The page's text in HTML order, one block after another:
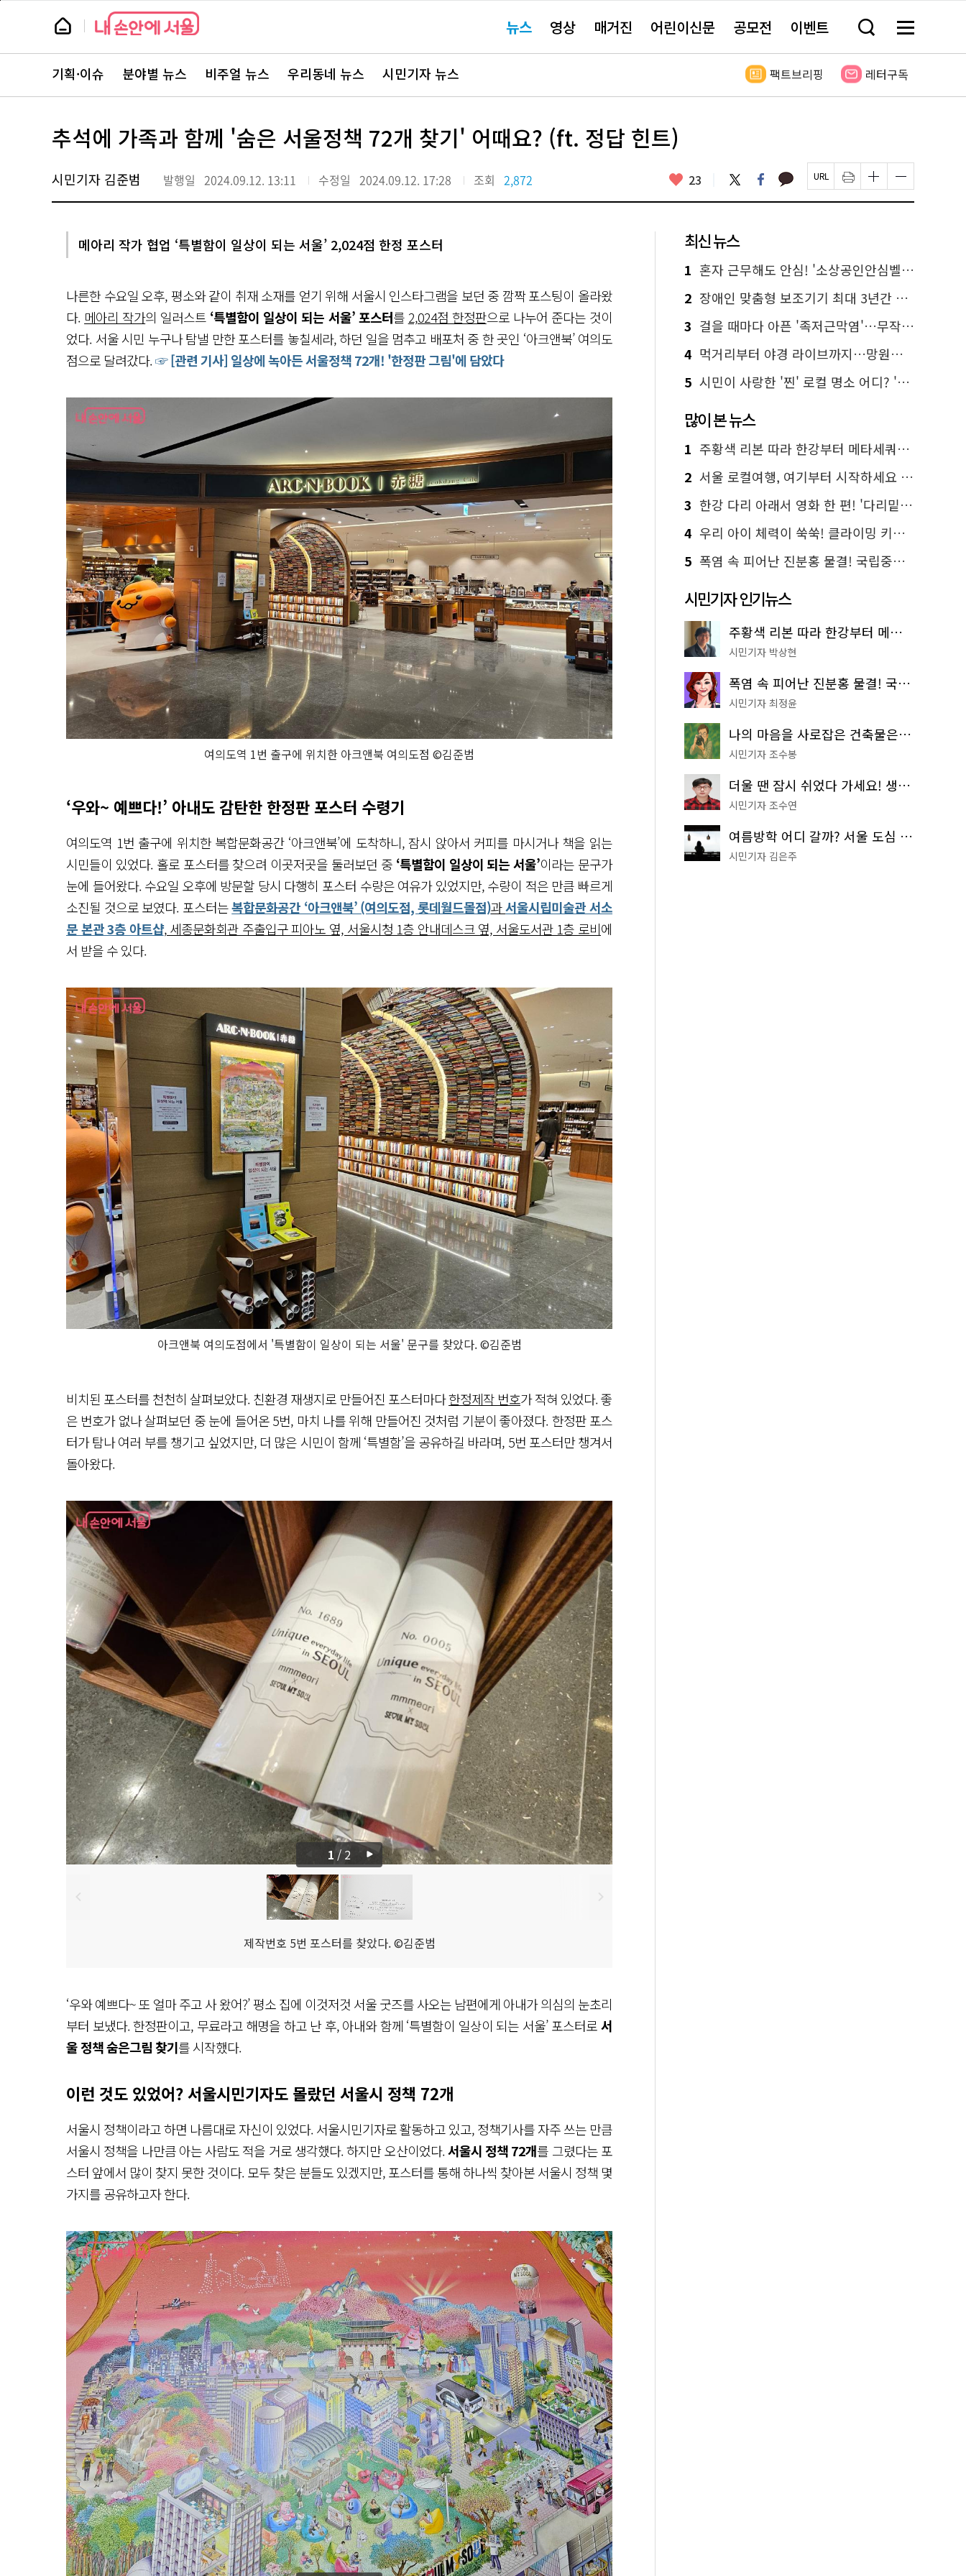
본
뉴
스 요뉴스 영상 매거진 어린이신문 공모전 이벤트 검
창
기
메
전
보
뉴
스
주
서
바
로
기획·이슈 분야별 뉴스 비주얼 뉴스 우리동네 뉴스 시민기자 뉴스 팩트브리핑 레터구독
추석에 가족과 함께 '숨은 서울정책 72개 찾기' 어때요? (ft. 정답 힌트)
시민기자 김준범 발행일 2024.09.12. 13:11 수정일 2024.09.12. 17:28 조회 2,872 좋
요
23 트
위
터
페
이
스
카
카 페
이
지
인
쇄
하
글
자
크
하
기
글
자
크
하
기
메아리 작가 협업 ‘특별함이 일상이 되는 서울’ 2,024점 한정 포스터
나른한 수요일 오후, 평소와 같이 취재 소재를 얻기 위해 서울시 인스타그램을 보던 중 깜짝 포스팅이 올라왔
다. 메아리 작가의 일러스트 ‘특별함이 일상이 되는 서울’ 포스터를 2,024점 한정판으로 나누어 준다는 것이
었다. 서울 시민 누구나 탐낼 만한 포스터를 놓칠세라, 하던 일을 멈추고 배포처 중 한 곳인 ‘아크앤북’ 여의도
점으로 달려갔다.☞ [관련 기사] 일상에 녹아든 서울정책 72개! '한정판 그림'에 담았다
여의도역 1번 출구에 위치한 아크앤북 여의도점 ©김준범
‘우와~ 예쁘다!’ 아내도 감탄한 한정판 포스터 수령기
여의도역 1번 출구에 위치한 복합문화공간 ‘아크앤북’에 도착하니, 잠시 앉아서 커피를 마시거나 책을 읽는
시민들이 있었다. 홀로 포스터를 찾으려 이곳저곳을 둘러보던 중 ‘특별함이 일상이 되는 서울’이라는 문구가
눈에 들어왔다. 수요일 오후에 방문할 당시 다행히 포스터 수량은 여유가 있었지만, 수량이 적은 만큼 빠르게
소진될 것으로 보였다. 포스터는복합문화공간 ‘아크앤북’ (여의도점, 롯데월드몰점)과서울시립미술관 서소
문 본관 3층 아트샵, 세종문화회관 주출입구 피아노 옆, 서울시청 1층 안내데스크 옆, 서울도서관 1층 로비에
서 받을 수 있다.
아크앤북 여의도점에서 '특별함이 일상이 되는 서울' 문구를 찾았다. ©김준범
비치된 포스터를 천천히 살펴보았다. 친환경 재생지로 만들어진 포스터마다한정제작 번호가 적혀 있었다. 좋
은 번호가 없나 살펴보던 중 눈에 들어온 5번, 마치 나를 위해 만들어진 것처럼 기분이 좋아졌다. 한정판 포스
터가 탐나 여러 부를 챙기고 싶었지만, 더 많은 시민이 함께 ‘특별함’을 공유하길 바라며, 5번 포스터만 챙겨서
돌아왔다.
제작번호 5번 포스터를 찾았다. ©김준범
1 / 2
‘우와 예쁘다~ 또 얼마 주고 사 왔어?’ 평소 집에 이것저것 서울 굿즈를 사오는 남편에게 아내가 의심의 눈초리
부터 보냈다. 한정판이고, 무료라고 해명을 하고 난 후, 아내와 함께 ‘특별함이 일상이 되는 서울’ 포스터로서
울 정책 숨은그림 찾기를 시작했다.
이런 것도 있었어? 서울시민기자도 몰랐던 서울시 정책 72개
서울시 정책이라고 하면 나름대로 자신이 있었다. 서울시민기자로 활동하고 있고, 정책기사를 자주 쓰는 만큼
서울시 정책을 나만큼 아는 사람도 적을 거로 생각했다. 하지만 오산이었다.서울시 정책 72개를 그렸다는 포
스터 앞에서 많이 찾지 못한 것이다. 모두 찾은 분들도 있겠지만, 포스터를 통해 하나씩 찾아본 서울시 정책 몇
가지를 공유하고자 한다.
최신 뉴스
1 혼자 근무해도 안심! '소상공인안심벨' 신청하세요
2 장애인 맞춤형 보조기기 최대 3년간 무상 대여…삶의 질 높인다
3 걸을 때마다 아픈 '족저근막염'…무작정 참지 말고 '이것' 해보세요!
4 먹거리부터 야경 라이브까지…망원한강공원 알짜 코스
5 시민이 사랑한 '찐' 로컬 명소 어디? '서울에디션25' 추천 코스
많이 본 뉴스
1 주황색 리본 따라 한강부터 메타세쿼이아 숲길까지…서울둘레길 15코스
2 서울 로컬여행, 여기부터 시작하세요 '서울에디션25'
3 한강 다리 아래서 영화 한 편! '다리밑 영화관' 무료 상영
4 우리 아이 체력이 쑥쑥! 클라이밍 키즈카페·어린이 체력장
5 폭염 속 피어난 진분홍 물결! 국립중앙박물관 배롱나무 명소
시민기자 인기뉴스
주황색 리본 따라 한강부터 메타세쿼이아 숲길까지…서울둘레길 15코스
시민기자 박상현
폭염 속 피어난 진분홍 물결! 국립중앙박물관 배롱나무 명소
시민기자 최정윤
나의 마음을 사로잡은 건축물은? '서울시 건축상' 수상작 공개!
시민기자 조수봉
더울 땐 잠시 쉬었다 가세요! 생수 냉장고부터 해피소·무더위쉼터까지
시민기자 조수연
여름방학 어디 갈까? 서울 도심 무료 실내 여행 코스 추천
시민기자 김은주
페